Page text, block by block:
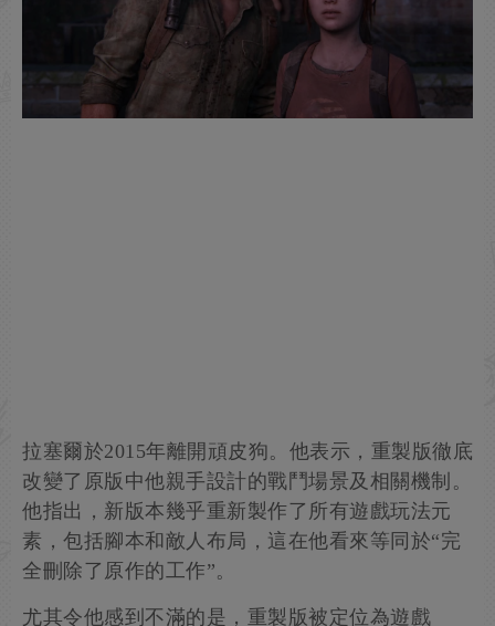
拉塞爾於2015年離開頑皮狗。他表示，重製版徹底
改變了原版中他親手設計的戰鬥場景及相關機制。
他指出，新版本幾乎重新製作了所有遊戲玩法元
素，包括腳本和敵人布局，這在他看來等同於“完
全刪除了原作的工作”。
尤其令他感到不滿的是，重製版被定位為遊戲